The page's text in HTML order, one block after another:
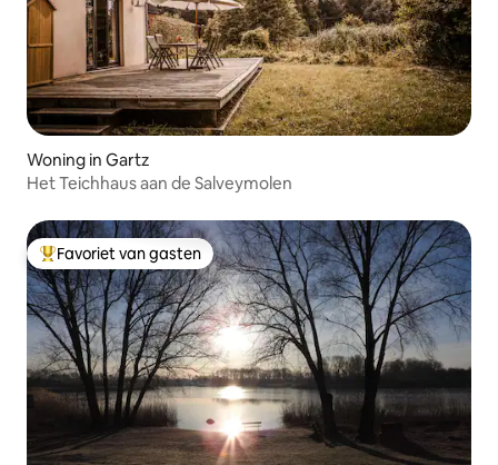
Woning in Gartz
Het Teichhaus aan de Salveymolen
Topfavoriet van gasten
Favoriet van gasten